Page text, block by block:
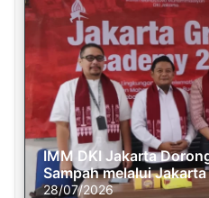
IMM DKI Jakarta
Sampah melalui
28/07/2026